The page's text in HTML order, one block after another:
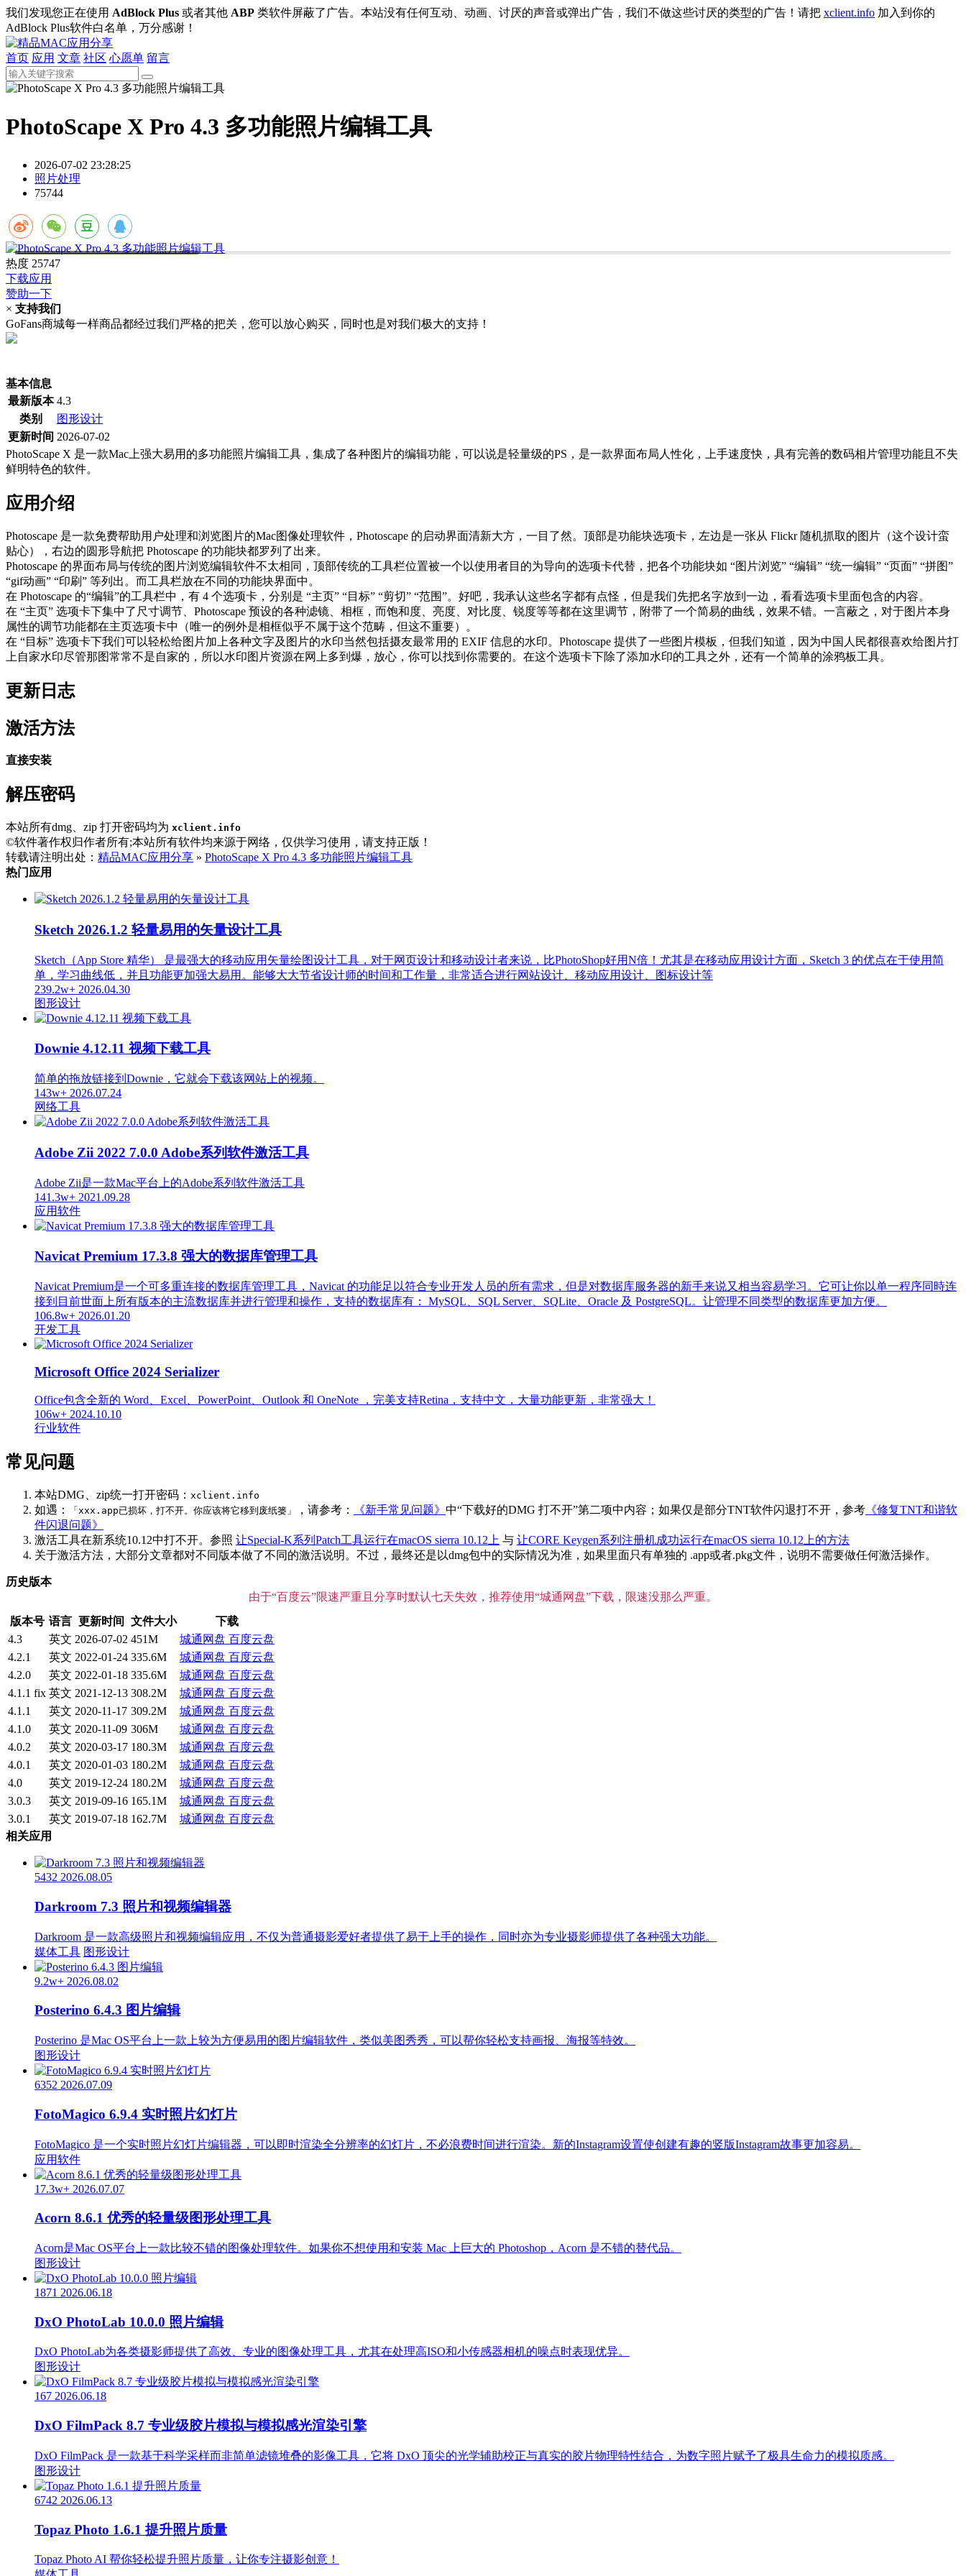
我们发现您正在使用 AdBlock Plus 或者其他 ABP 类软件屏蔽了广告。本站没有任何互动、动画、讨厌的声音或弹出广告，我们不做这些讨厌的类型的广告！请把 xclient.info 加入到你的
AdBlock Plus软件白名单，万分感谢！
首页 应用 文章 社区 心愿单 留言
PhotoScape X Pro 4.3 多功能照片编辑工具
2026-07-02 23:28:25
照片处理
75744
热度 25747
下载应用
赞助一下
× 支持我们
GoFans商城每一样商品都经过我们严格的把关，您可以放心购买，同时也是对我们极大的支持！
基本信息
最新版本 4.3
类别
图形设计
更新时间 2026-07-02
PhotoScape X 是一款Mac上强大易用的多功能照片编辑工具，集成了各种图片的编辑功能，可以说是轻量级的PS，是一款界面布局人性化，上手速度快，具有完善的数码相片管理功能且不失
鲜明特色的软件。
应用介绍
Photoscape 是一款免费帮助用户处理和浏览图片的Mac图像处理软件，Photoscape 的启动界面清新大方，一目了然。顶部是功能块选项卡，左边是一张从 Flickr 随机抓取的图片（这个设计蛮
贴心），右边的圆形导航把 Photoscape 的功能块都罗列了出来。
Photoscape 的界面布局与传统的图片浏览编辑软件不太相同，顶部传统的工具栏位置被一个以使用者目的为导向的选项卡代替，把各个功能块如 “图片浏览” “编辑” “统一编辑” “页面” “拼图”
“gif动画” “印刷” 等列出。而工具栏放在不同的功能块界面中。
在 Photoscape 的“编辑”的工具栏中，有 4 个选项卡，分别是 “主页” “目标” “剪切” “范围”。好吧，我承认这些名字都有点怪，但是我们先把名字放到一边，看看选项卡里面包含的内容。
在 “主页” 选项卡下集中了尺寸调节、Photoscape 预设的各种滤镜、相框，而饱和度、亮度、对比度、锐度等等都在这里调节，附带了一个简易的曲线，效果不错。一言蔽之，对于图片本身
属性的调节功能都在主页选项卡中（唯一的例外是相框似乎不属于这个范畴，但这不重要）。
在 “目标” 选项卡下我们可以轻松给图片加上各种文字及图片的水印当然包括摄友最常用的 EXIF 信息的水印。Photoscape 提供了一些图片模板，但我们知道，因为中国人民都很喜欢给图片打
上自家水印尽管那图常常不是自家的，所以水印图片资源在网上多到爆，放心，你可以找到你需要的。在这个选项卡下除了添加水印的工具之外，还有一个简单的涂鸦板工具。
更新日志
激活方法
直接安装
解压密码
本站所有dmg、zip 打开密码均为 xclient.info
©软件著作权归作者所有;本站所有软件均来源于网络，仅供学习使用，请支持正版！
转载请注明出处： 精品MAC应用分享 » PhotoScape X Pro 4.3 多功能照片编辑工具
热门应用
Sketch 2026.1.2 轻量易用的矢量设计工具
Sketch（App Store 精华） 是最强大的移动应用矢量绘图设计工具，对于网页设计和移动设计者来说，比PhotoShop好用N倍！尤其是在移动应用设计方面，Sketch 3 的优点在于使用简
单，学习曲线低，并且功能更加强大易用。能够大大节省设计师的时间和工作量，非常适合进行网站设计、移动应用设计、图标设计等
239.2w+ 2026.04.30
图形设计
Downie 4.12.11 视频下载工具
简单的拖放链接到Downie，它就会下载该网站上的视频。
143w+ 2026.07.24
网络工具
Adobe Zii 2022 7.0.0 Adobe系列软件激活工具
Adobe Zii是一款Mac平台上的Adobe系列软件激活工具
141.3w+ 2021.09.28
应用软件
Navicat Premium 17.3.8 强大的数据库管理工具
Navicat Premium是一个可多重连接的数据库管理工具，Navicat 的功能足以符合专业开发人员的所有需求，但是对数据库服务器的新手来说又相当容易学习。它可让你以单一程序同時连
接到目前世面上所有版本的主流数据库并进行管理和操作，支持的数据库有： MySQL、SQL Server、SQLite、Oracle 及 PostgreSQL。让管理不同类型的数据库更加方便。
106.8w+ 2026.01.20
开发工具
Microsoft Office 2024 Serializer
Office包含全新的 Word、Excel、PowerPoint、Outlook 和 OneNote ，完美支持Retina，支持中文，大量功能更新，非常强大！
106w+ 2024.10.10
行业软件
常见问题
本站DMG、zip统一打开密码： xclient.info
如遇： 「xxx.app已损坏，打不开。你应该将它移到废纸篓」 ，请参考： 《新手常见问题》 中“下载好的DMG 打不开”第二项中内容；如果仅是部分TNT软件闪退打不开，参考 《修复TNT和谐软
件闪退问题》
激活工具在新系统10.12中打不开。参照 让Special-K系列Patch工具运行在macOS sierra 10.12上 与 让CORE Keygen系列注册机成功运行在macOS sierra 10.12上的方法
关于激活方法，大部分文章都对不同版本做了不同的激活说明。不过，最终还是以dmg包中的实际情况为准，如果里面只有单独的 .app或者.pkg文件，说明不需要做任何激活操作。
历史版本
由于“百度云”限速严重且分享时默认七天失效，推荐使用“城通网盘”下载，限速没那么严重。
版本号 语言 更新时间 文件大小
下载
4.3
英文 2026-07-02 451M 城通网盘 百度云盘
4.2.1
英文 2022-01-24 335.6M 城通网盘 百度云盘
4.2.0
英文 2022-01-18 335.6M 城通网盘 百度云盘
4.1.1 fix 英文 2021-12-13 308.2M 城通网盘 百度云盘
4.1.1
英文 2020-11-17 309.2M 城通网盘 百度云盘
4.1.0
英文 2020-11-09 306M 城通网盘 百度云盘
4.0.2
英文 2020-03-17 180.3M 城通网盘 百度云盘
4.0.1
英文 2020-01-03 180.2M 城通网盘 百度云盘
4.0
英文 2019-12-24 180.2M 城通网盘 百度云盘
3.0.3
英文 2019-09-16 165.1M 城通网盘 百度云盘
3.0.1
英文 2019-07-18 162.7M 城通网盘 百度云盘
相关应用
5432 2026.08.05
Darkroom 7.3 照片和视频编辑器
Darkroom 是一款高级照片和视频编辑应用，不仅为普通摄影爱好者提供了易于上手的操作，同时亦为专业摄影师提供了各种强大功能。
媒体工具 图形设计
9.2w+ 2026.08.02
Posterino 6.4.3 图片编辑
Posterino 是Mac OS平台上一款上较为方便易用的图片编辑软件，类似美图秀秀，可以帮你轻松支持画报、海报等特效。
图形设计
6352 2026.07.09
FotoMagico 6.9.4 实时照片幻灯片
FotoMagico 是一个实时照片幻灯片编辑器，可以即时渲染全分辨率的幻灯片，不必浪费时间进行渲染。新的Instagram设置使创建有趣的竖版Instagram故事更加容易。
应用软件
17.3w+ 2026.07.07
Acorn 8.6.1 优秀的轻量级图形处理工具
Acorn是Mac OS平台上一款比较不错的图像处理软件。如果你不想使用和安装 Mac 上巨大的 Photoshop，Acorn 是不错的替代品。
图形设计
1871 2026.06.18
DxO PhotoLab 10.0.0 照片编辑
DxO PhotoLab为各类摄影师提供了高效、专业的图像处理工具，尤其在处理高ISO和小传感器相机的噪点时表现优异。
图形设计
167 2026.06.18
DxO FilmPack 8.7 专业级胶片模拟与模拟感光渲染引擎
DxO FilmPack 是一款基于科学采样而非简单滤镜堆叠的影像工具，它将 DxO 顶尖的光学辅助校正与真实的胶片物理特性结合，为数字照片赋予了极具生命力的模拟质感。
图形设计
6742 2026.06.13
Topaz Photo 1.6.1 提升照片质量
Topaz Photo AI 帮你轻松提升照片质量，让你专注摄影创意！